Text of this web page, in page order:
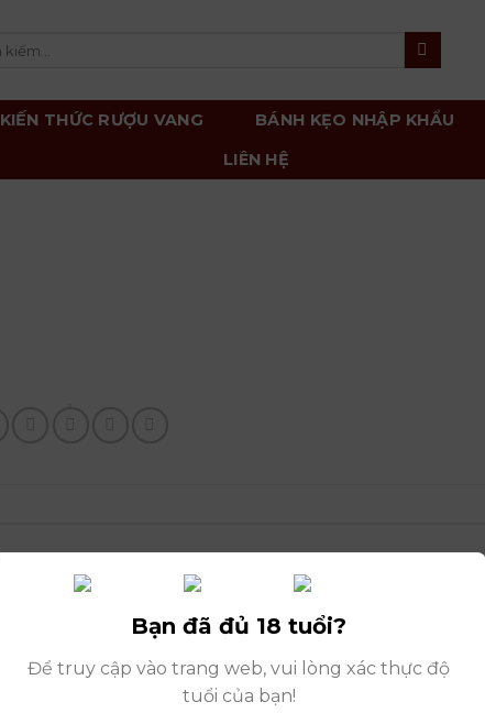
KIẾN THỨC RƯỢU VANG BÁNH KẸO NHẬP KHẨU
LIÊN HỆ
Bạn đã đủ 18 tuổi?
Để truy cập vào trang web, vui lòng xác thực độ
tuổi của bạn!